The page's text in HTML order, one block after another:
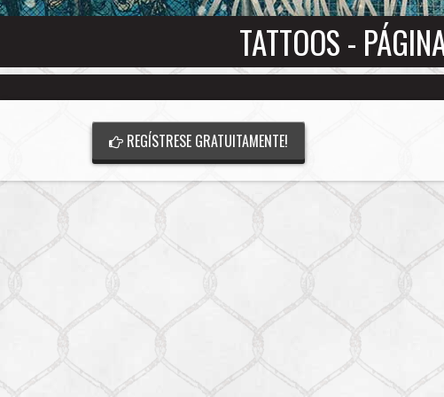
TATTOOS -
REGÍSTRESE GRATUITAMENTE!